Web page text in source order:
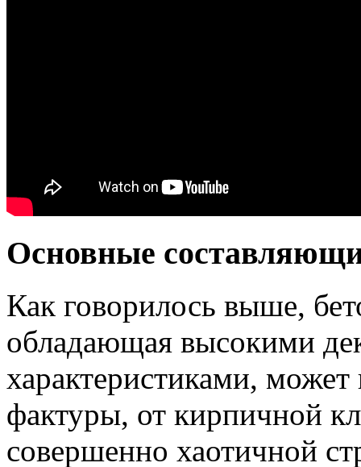
Основные
Как говорилось выше,
обладающая высокими
характеристиками,
фактуры, от кирпичной
совершенно хаотичной